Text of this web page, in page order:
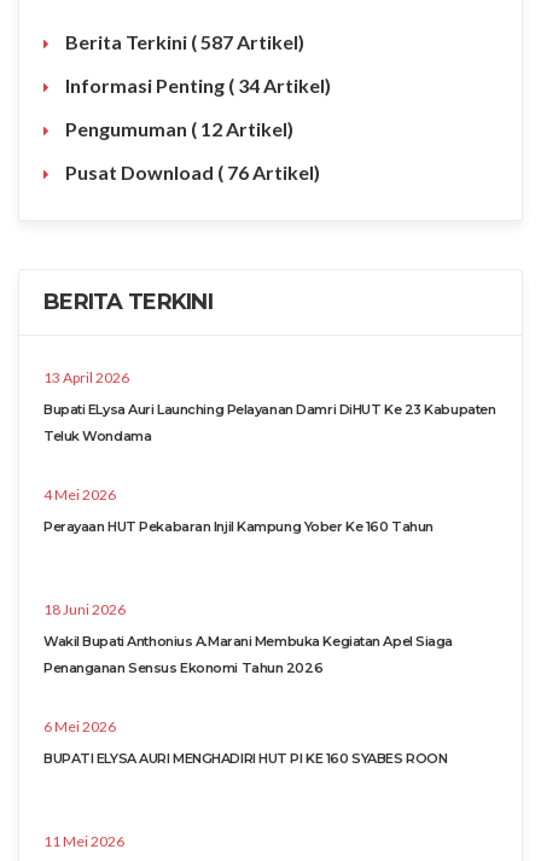
Berita Terkini ( 587 Artikel)
Informasi Penting ( 34 Artikel)
Pengumuman ( 12 Artikel)
Pusat Download ( 76 Artikel)
BERITA TERKINI
13 April 2026
Bupati ELysa Auri Launching Pelayanan Damri DiHUT Ke 23 Kabupaten
Teluk Wondama
4 Mei 2026
Perayaan HUT Pekabaran Injil Kampung Yober Ke 160 Tahun
18 Juni 2026
Wakil Bupati Anthonius A.Marani Membuka Kegiatan Apel Siaga
Penanganan Sensus Ekonomi Tahun 2026
6 Mei 2026
BUPATI ELYSA AURI MENGHADIRI HUT PI KE 160 SYABES ROON
11 Mei 2026